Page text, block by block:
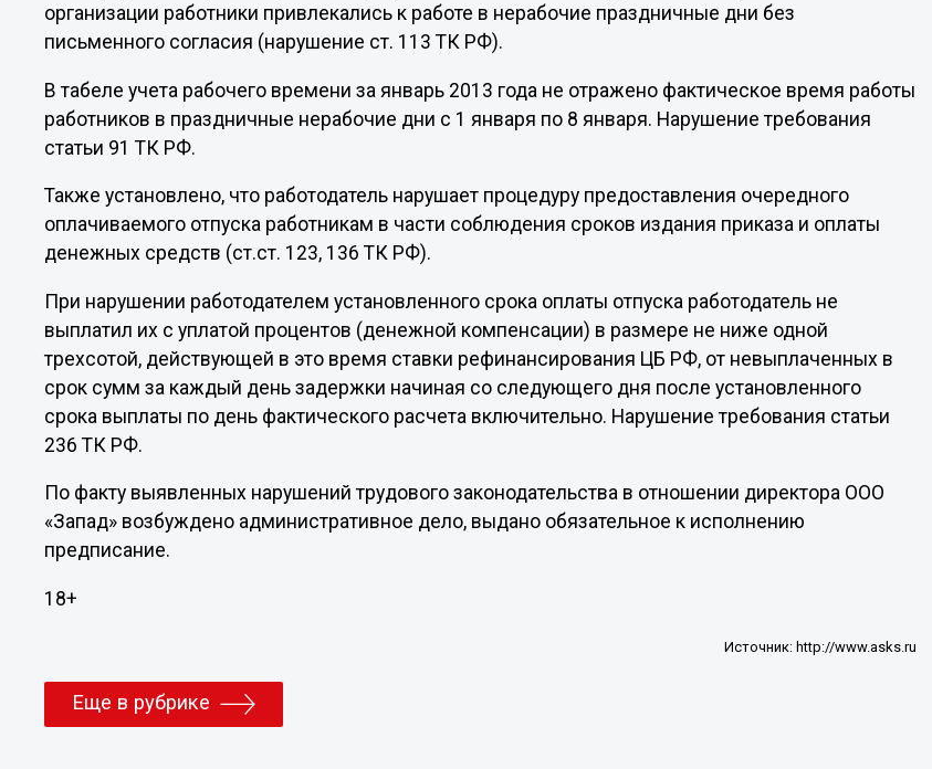
организации работники привлекались к работе в нерабочие праздничные дни без
письменного согласия (нарушение ст. 113 ТК РФ).
В табеле учета рабочего времени за январь 2013 года не отражено фактическое время работы
работников в праздничные нерабочие дни с 1 января по 8 января. Нарушение требования
статьи 91 ТК РФ.
Также установлено, что работодатель нарушает процедуру предоставления очередного
оплачиваемого отпуска работникам в части соблюдения сроков издания приказа и оплаты
денежных средств (ст.ст. 123, 136 ТК РФ).
При нарушении работодателем установленного срока оплаты отпуска работодатель не
выплатил их с уплатой процентов (денежной компенсации) в размере не ниже одной
трехсотой, действующей в это время ставки рефинансирования ЦБ РФ, от невыплаченных в
срок сумм за каждый день задержки начиная со следующего дня после установленного
срока выплаты по день фактического расчета включительно. Нарушение требования статьи
236 ТК РФ.
По факту выявленных нарушений трудового законодательства в отношении директора ООО
«Запад» возбуждено административное дело, выдано обязательное к исполнению
предписание.
18+
Источник: http://www.asks.ru
Еще в рубрике